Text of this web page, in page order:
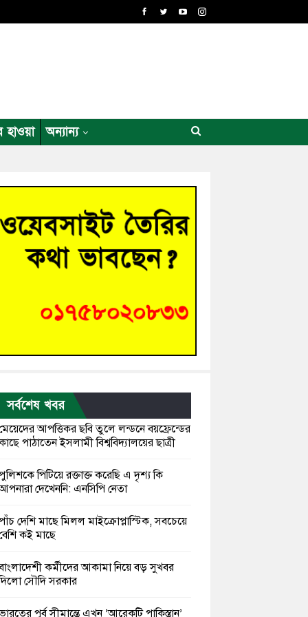
হাওয়া অন্যান্য
সর্বশেষ খবর
আপত্তিকর ছবি তুলে লন্ডনে বয়ফ্রেন্ডের
পাঠাতেন ইসলামী বিশ্ববিদ্যালয়ের ছাত্রী
পিটিয়ে রক্তাক্ত করেছি এ দৃশ্য কি
দেখেননি: এনসিপি নেতা
দেশি মাছে মিলল মাইক্রোপ্লাস্টিক, সবচেয়ে
কই মাছে
কর্মীদের আকামা নিয়ে বড় সুখবর
সৌদি সরকার
পূর্ব সীমান্তে এখন ‘আরেকটি পাকিস্তান’